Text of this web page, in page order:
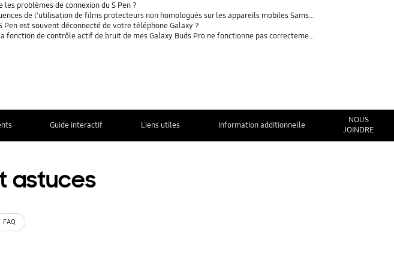
les problèmes de connexion du S Pen ?
de l'utilisation de films protecteurs non homologués sur les appareils mobiles Samsung Galaxy
Pen est souvent déconnecté de votre téléphone Galaxy ?
fonction de contrôle actif de bruit de mes Galaxy Buds Pro ne fonctionne pas correctement
Guide interactif Liens utiles Information additionnelle
NOUS
JOINDRE
astuces
FAQ